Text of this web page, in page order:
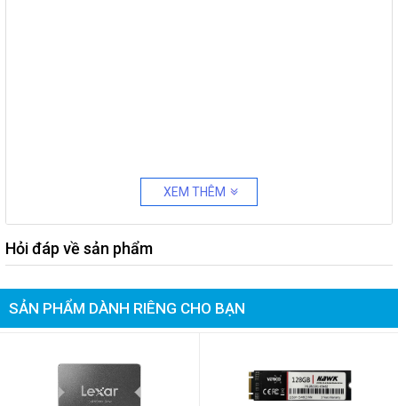
XEM THÊM
Hỏi đáp về sản phẩm
SẢN PHẨM DÀNH RIÊNG CHO BẠN